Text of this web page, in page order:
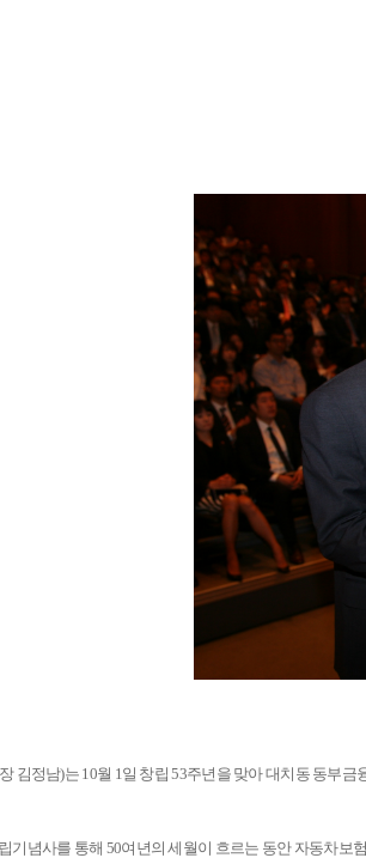
김정남)는 10월 1일 창립 53주년을 맞아 대치동 동부
기념사를 통해 50여년의 세월이 흐르는 동안 자동차보